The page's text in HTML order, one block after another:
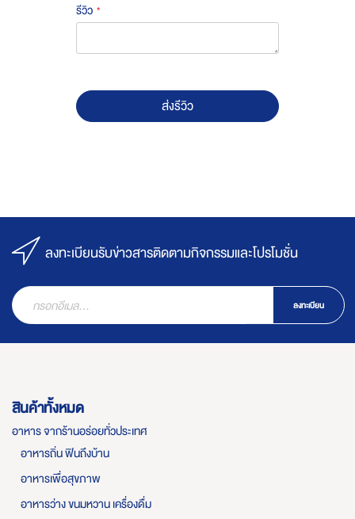
รีวิว
ส่งรีวิว
ลงทะเบียนรับข่าวสารติดตามกิจกรรมและโปรโมชั่น
ลงทะเบียน
สินค้าทั้งหมด
อาหาร จากร้านอร่อยทั่วประเทศ
อาหารถิ่น ฟินถึงบ้าน
อาหารเพื่อสุขภาพ
อาหารว่าง ขนมหวาน เครื่องดื่ม